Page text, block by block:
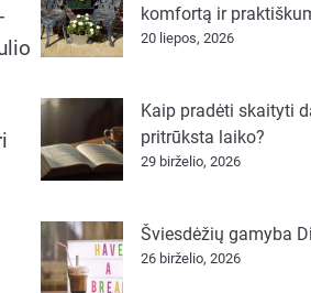
komfortą ir
20 liepos, 2026
Kaip pradėti skaityti
pritrūksta laiko?
29 birželio, 2026
Šviesdėžių gamyba
26 birželio, 2026